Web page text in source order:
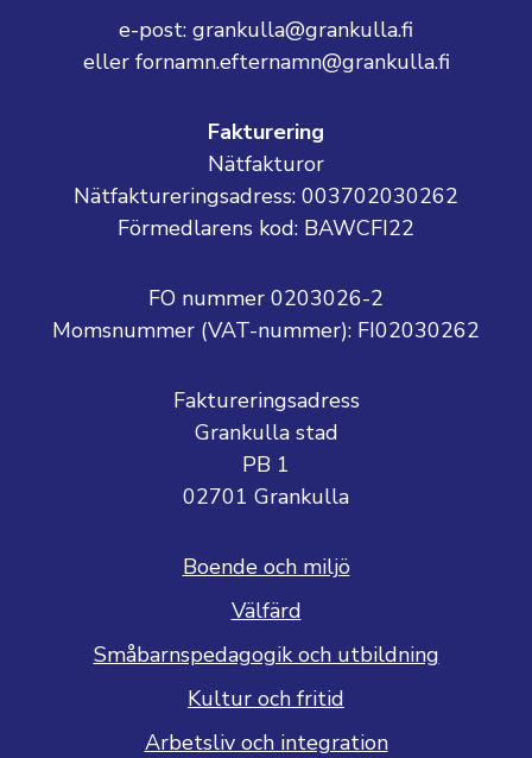
e-post: grankulla@grankulla.fi
eller fornamn.efternamn@grankulla.fi
Fakturering
Nätfakturor
Nätfaktureringsadress: 003702030262
Förmedlarens kod: BAWCFI22
FO nummer 0203026-2
Momsnummer (VAT-nummer): FI02030262
Faktureringsadress
Grankulla stad
PB 1
02701 Grankulla
Boende och miljö
Välfärd
Småbarnspedagogik och utbildning
Kultur och fritid
Arbetsliv och integration